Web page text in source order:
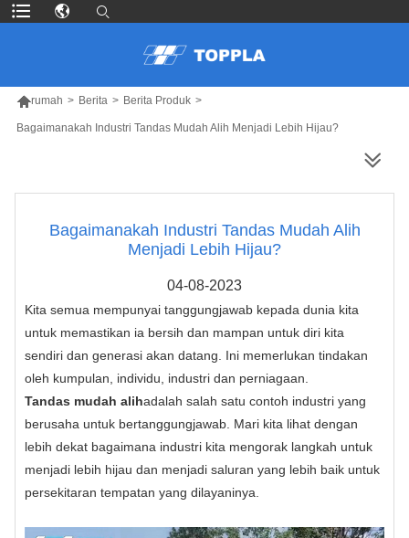
rumah > Berita > Berita Produk >
Bagaimanakah Industri Tandas Mudah Alih Menjadi Lebih Hijau?
Bagaimanakah Industri Tandas Mudah Alih
Menjadi Lebih Hijau?
04-08-2023
Kita semua mempunyai tanggungjawab kepada dunia kita
untuk memastikan ia bersih dan mampan untuk diri kita
sendiri dan generasi akan datang. Ini memerlukan tindakan
oleh kumpulan, individu, industri dan perniagaan.
Tandas mudah alihadalah salah satu contoh industri yang
berusaha untuk bertanggungjawab. Mari kita lihat dengan
lebih dekat bagaimana industri kita mengorak langkah untuk
menjadi lebih hijau dan menjadi saluran yang lebih baik untuk
persekitaran tempatan yang dilayaninya.